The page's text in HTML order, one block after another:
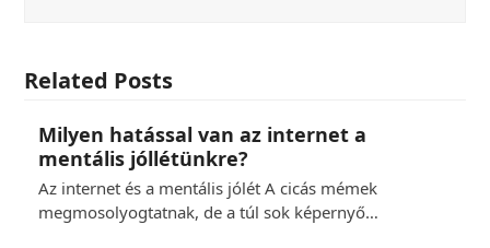
Related Posts
Milyen hatással van az internet a
mentális jóllétünkre?
Az internet és a mentális jólét A cicás mémek
megmosolyogtatnak, de a túl sok képernyő…